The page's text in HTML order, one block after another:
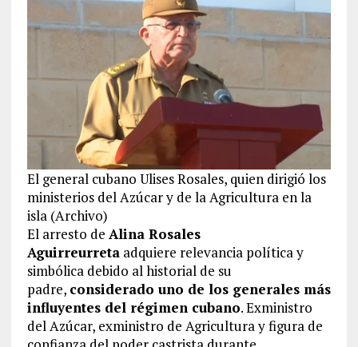
El general cubano Ulises Rosales, quien dirigió los
ministerios del Azúcar y de la Agricultura en la
isla (Archivo)
El arresto de Alina Rosales
Aguirreurretaadquiere relevancia política y
simbólica debido al historial de su
padre, considerado uno de los generales más
influyentes del régimen cubano. Exministro
del Azúcar, exministro de Agricultura y figura de